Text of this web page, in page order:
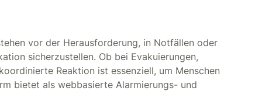
vor der Herausforderung, in Notfällen oder
sicherzustellen. Ob bei Evakuierungen,
Reaktion ist essenziell, um Menschen
bietet als webbasierte Alarmierungs- und